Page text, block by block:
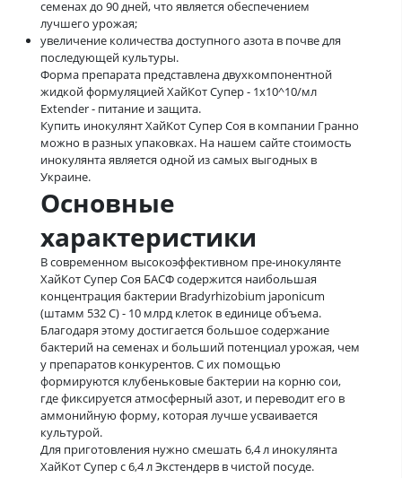
семенах до 90 дней, что является обеспечением
лучшего урожая;
увеличение количества доступного азота в почве для
последующей культуры.
Форма препарата представлена двухкомпонентной
жидкой формуляцией ХайКот Супер - 1x10^10/мл
Extender - питание и защита.
Купить инокулянт ХайКот Супер Соя в компании Гранно
можно в разных упаковках. На нашем сайте стоимость
инокулянта является одной из самых выгодных в
Украине.
Основные
характеристики
В современном высокоэффективном пре-инокулянте
ХайКот Супер Соя БАСФ содержится наибольшая
концентрация бактерии Bradyrhizobium japonicum
(штамм 532 C) - 10 млрд клеток в единице объема.
Благодаря этому достигается большое содержание
бактерий на семенах и больший потенциал урожая, чем
у препаратов конкурентов. С их помощью
формируются клубеньковые бактерии на корню сои,
где фиксируется атмосферный азот, и переводит его в
аммонийную форму, которая лучше усваивается
культурой.
Для приготовления нужно смешать 6,4 л инокулянта
ХайКот Супер с 6,4 л Экстендерв в чистой посуде.